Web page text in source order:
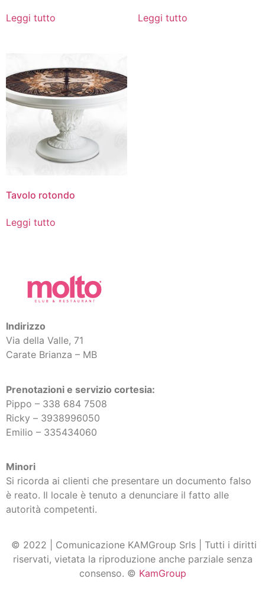
Leggi tutto Leggi tutto
Tavolo rotondo
Leggi tutto
Indirizzo
Via della Valle, 71
Carate Brianza – MB
Prenotazioni e servizio cortesia:
Pippo – 338 684 7508
Ricky – 3938996050
Emilio – 335434060
Minori
Si ricorda ai clienti che presentare un documento falso
è reato. Il locale è tenuto a denunciare il fatto alle
autorità competenti.
© 2022 | Comunicazione KAMGroup Srls | Tutti i diritti
riservati, vietata la riproduzione anche parziale senza
consenso. © KamGroup